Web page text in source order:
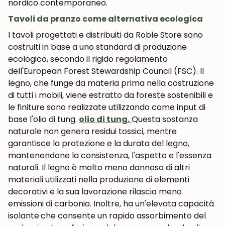
nordico contemporaneo.
Tavoli da pranzo come alternativa ecologica
I tavoli progettati e distribuiti da Roble Store sono
costruiti in base a uno standard di produzione
ecologico, secondo il rigido regolamento
dell'European Forest Stewardship Council (FSC). Il
legno, che funge da materia prima nella costruzione
di tutti i mobili, viene estratto da foreste sostenibili e
le finiture sono realizzate utilizzando come input di
base l'olio di tung. olio di tung.Questa sostanza
naturale non genera residui tossici, mentre
garantisce la protezione e la durata del legno,
mantenendone la consistenza, l'aspetto e l'essenza
naturali. Il legno è molto meno dannoso di altri
materiali utilizzati nella produzione di elementi
decorativi e la sua lavorazione rilascia meno
emissioni di carbonio. Inoltre, ha un'elevata capacità
isolanteche consente un rapido assorbimento del